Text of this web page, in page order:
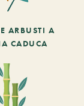
ARBUSTI A
CADUCA